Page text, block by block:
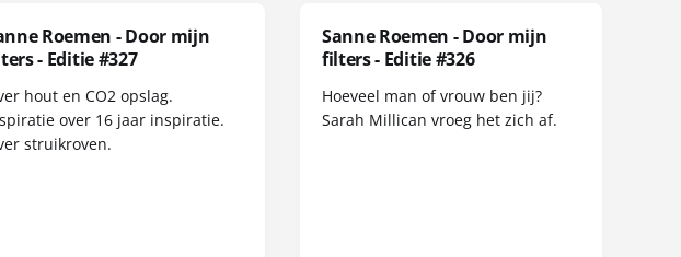
Roemen - Door mijn
- Editie #327
hout en CO2 opslag.
over 16 jaar inspiratie.
struikroven.
Sanne Roemen - Door mijn
filters - Editie #326
Hoeveel man of vrouw ben jij?
Sarah Millican vroeg het zich af.